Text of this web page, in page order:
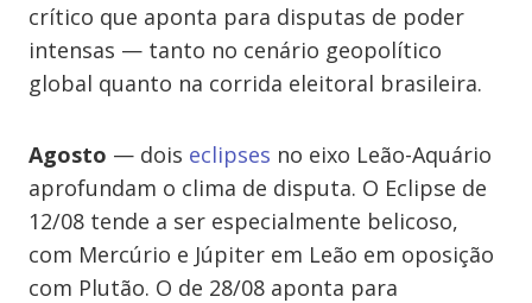
crítico que aponta para disputas de poder
intensas — tanto no cenário geopolítico
global quanto na corrida eleitoral brasileira.
Agosto — dois eclipses no eixo Leão-Aquário
aprofundam o clima de disputa. O Eclipse de
12/08 tende a ser especialmente belicoso,
com Mercúrio e Júpiter em Leão em oposição
com Plutão. O de 28/08 aponta para